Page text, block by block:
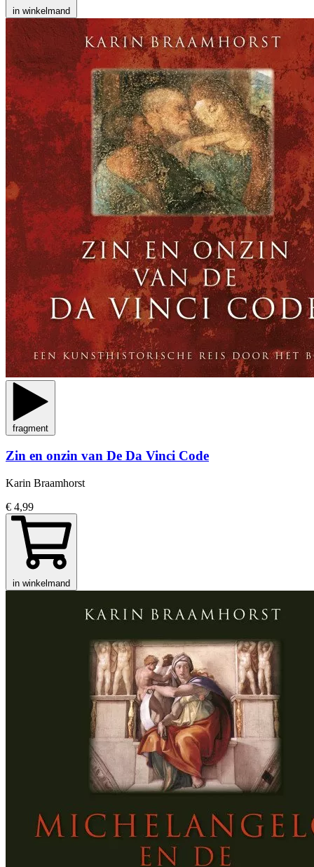
in winkelmand
fragment
Zin en onzin van De Da Vinci Code
Karin Braamhorst
€ 4,99
in winkelmand